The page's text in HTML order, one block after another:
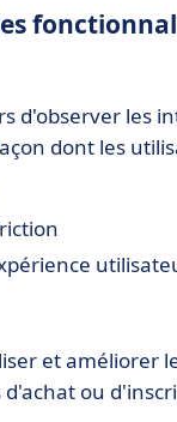
d'observer les
dont les
et améliorer
ou